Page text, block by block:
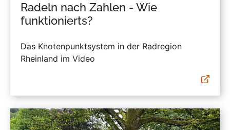
Radeln nach Zahlen - Wie
funktionierts?
Das Knotenpunktsystem in der Radregion
Rheinland im Video